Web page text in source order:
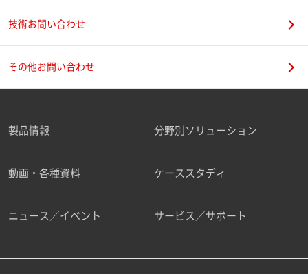
ご勤務先
職種
技術お問い合わせ
その他お問い合わせ
製品情報 分野別ソリューション
動画・各種資料 ケーススタディ
ニュース／イベント サービス／サポート